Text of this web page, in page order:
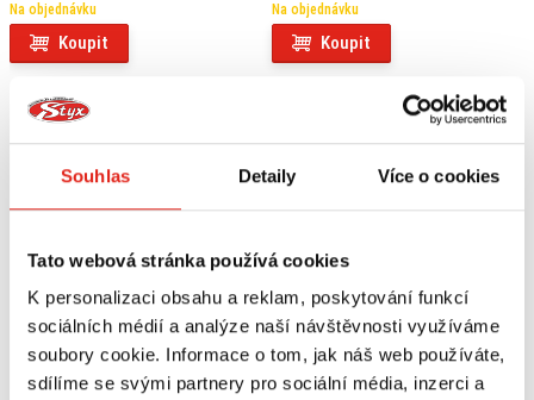
Souhlas Detaily Více o cookies
Tato webová stránka používá cookies
K personalizaci obsahu a reklam, poskytování funkcí
sociálních médií a analýze naší návštěvnosti využíváme
soubory cookie. Informace o tom, jak náš web používáte,
sdílíme se svými partnery pro sociální média, inzerci a
Na objednávku
Koupit
Na objednávku
Koupit